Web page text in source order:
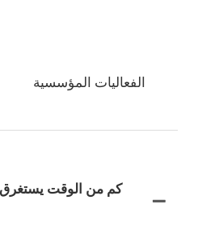
الفعاليات المؤسسية
كم من الوقت يستغرق